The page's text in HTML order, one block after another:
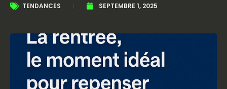
TENDANCES SEPTEMBRE 1, 2025